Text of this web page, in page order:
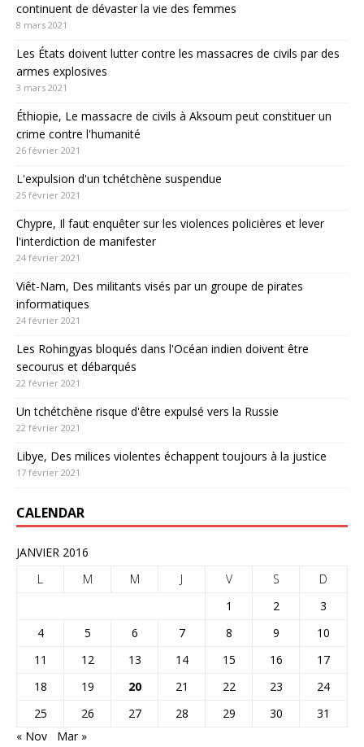
continuent de dévaster la vie des femmes
8 mars 2021
Les États doivent lutter contre les massacres de civils par des
armes explosives
3 mars 2021
Éthiopie, Le massacre de civils à Aksoum peut constituer un
crime contre l'humanité
26 février 2021
L'expulsion d'un tchétchène suspendue
25 février 2021
Chypre, Il faut enquêter sur les violences policières et lever
l'interdiction de manifester
24 février 2021
Viêt-Nam, Des militants visés par un groupe de pirates
informatiques
24 février 2021
Les Rohingyas bloqués dans l'Océan indien doivent être
secourus et débarqués
22 février 2021
Un tchétchène risque d'être expulsé vers la Russie
22 février 2021
Libye, Des milices violentes échappent toujours à la justice
17 février 2021
CALENDAR
JANVIER 2016
L
M M J V S
D
1
2
3
4
5 6 7 8 9
10
11
12 13 14 15 16
17
18
19 20 21 22 23
24
25
26 27 28 29 30
31
« Nov
Mar »